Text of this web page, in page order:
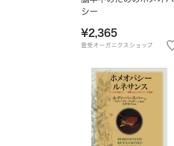
シー
¥2,365
豊受オーガニクスショップ